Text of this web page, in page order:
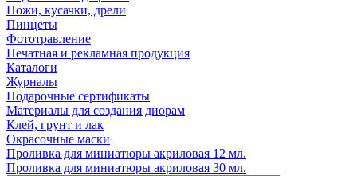
Ножи, кусачки, дрели
Пинцеты
Фототравление
Печатная и рекламная продукция
Каталоги
Журналы
Подарочные сертификаты
Материалы для создания диорам
Клей, грунт и лак
Окрасочные маски
Проливка для миниатюры акриловая 12 мл.
Проливка для миниатюры акриловая 30 мл.